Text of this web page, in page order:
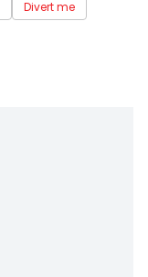
Divert me